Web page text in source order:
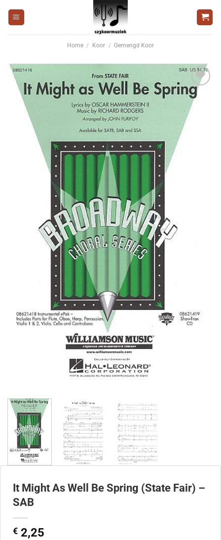
naar
Home / Koor / Gemengd Koor
Voeg
toe aan
wenslijst
It Might As Well Be Spring (State Fair) –
SAB
€ 2,25